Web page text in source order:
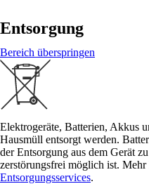
Entsorgung
Bereich überspringen
Elektrogeräte, Batterien, Akkus
Hausmüll entsorgt werden.
der Entsorgung aus dem Gerät
zerstörungsfrei möglich ist.
Entsorgungsservices.